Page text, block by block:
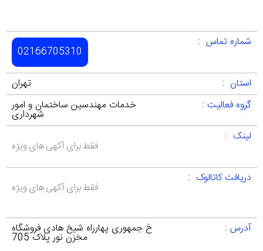
شماره تماس :
02166705310
استان :
تهران
گروه فعالیت :
خدمات مهندسین ساختمان و امور
شهرداری
لینک :
فقط برای آکهی های ویژه
دریافت کاتالوک :
فقط برای آکهی های ویژه
آدرس : خ جمهوری پهارراه شیخ هادی فروشگاه
مخزن نور پلاک 705